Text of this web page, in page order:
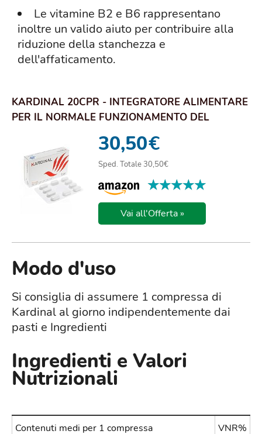
Le vitamine B2 e B6 rappresentano
inoltre un valido aiuto per contribuire alla
riduzione della stanchezza e
dell'affaticamento.
KARDINAL 20CPR - INTEGRATORE ALIMENTARE
PER IL NORMALE FUNZIONAMENTO DEL
30,50€
Sped. Totale 30,50€
★★★★★
★★★★★
Vai all'Offerta »
Modo d'uso
Si consiglia di assumere 1 compressa di
Kardinal al giorno indipendentemente dai
pasti e Ingredienti
Ingredienti e Valori
Nutrizionali
Contenuti medi per 1 compressa VNR%